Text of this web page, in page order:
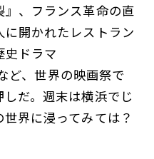
』、フランス革命の直
開かれたレストラン
史ドラマ
ど、世界の映画祭で
だ。週末は横浜でじ
界に浸ってみては？